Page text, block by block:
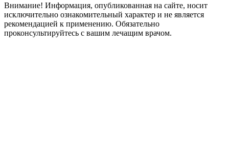
Внимание! Информация, опубликованная на сайте, носит
исключительно ознакомительный характер и не является
рекомендацией к применению. Обязательно
проконсультируйтесь с вашим лечащим врачом.